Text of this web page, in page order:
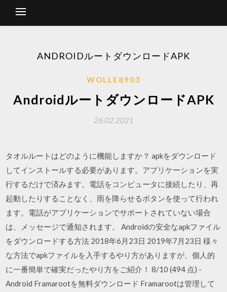
ANDROIDルートダウンロードAPK
WOLLE8903
AndroidルートダウンロードAPK
26.02.2021
タオルルートはどのように機能しますか？ apkをダウンロード
してインストールする必要があります。アプリケーションを実
行するだけで済みます。電話をコンピュータに接続したり、再
起動したりすることなく、雨を降らせるボタンを使って行われ
ます。電話がアプリケーションでサポートされていない場合
は、メッセージで通知されます。 Androidの安全なapkファイル
をダウンロードする方法 2018年6月23日 2019年7月23日 様々
な方法でapkファイルを入手するやり方がありますが、個人的
に一番簡単で確実だったやり方をご紹介！ 8/10 (494 点) -
Android Framarootを無料ダウンロード Framarootは管理して